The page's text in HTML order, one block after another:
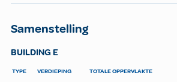
Samenstelling
BUILDING E
TYPE VERDIEPING TOTALE OPPERVLAKTE